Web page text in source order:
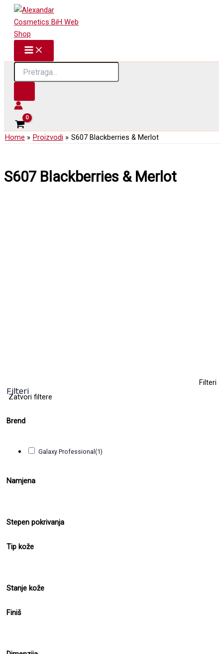
Skip
content
Products
search
Home Proizvodi S607 Blackberries & Merlot
Filteri
Filteri
Zatvori filtere
Brend
Galaxy Professional (1)
Namjena
Stepen pokrivanja
Tip kože
Stanje kože
Finiš
S607 Blackberries & Merlot